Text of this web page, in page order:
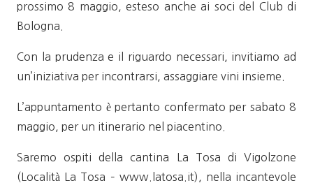
prossimo 8 maggio, esteso anche ai soci del Club di
Bologna.
Con la prudenza e il riguardo necessari, invitiamo ad
un’iniziativa per incontrarsi, assaggiare vini insieme.
L’appuntamento è pertanto confermato per sabato 8
maggio, per un itinerario nel piacentino.
Saremo ospiti della cantina La Tosa di Vigolzone
(Località La Tosa – www.latosa.it), nella incantevole